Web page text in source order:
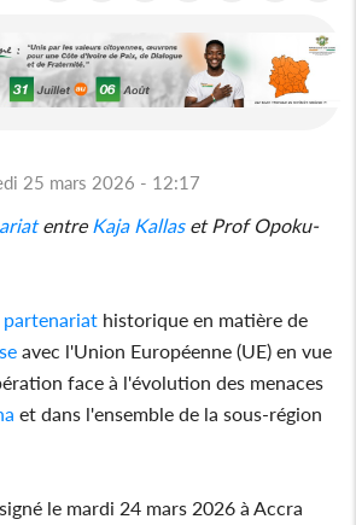
25 mars 2026 - 12:17
entreKaja Kallaset Prof Opoku-
partenariat historique en matière de
avec l'Union Européenne (UE) en vue
face à l'évolution des menaces
et dans l'ensemble de la sous-région
le mardi 24 mars 2026 à Accra